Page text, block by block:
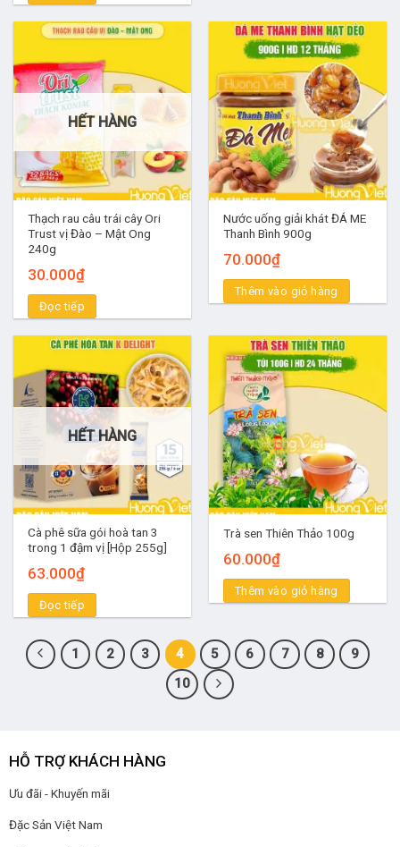
HẾT HÀNG
Thạch rau câu trái cây Ori
Trust vị Đào – Mật Ong
240g
30.000₫
Đọc tiếp
Nước uống giải khát ĐÁ ME
Thanh Bình 900g
70.000₫
Thêm vào giỏ hàng
HẾT HÀNG
Cà phê sữa gói hoà tan 3
trong 1 đậm vị [Hộp 255g]
63.000₫
Đọc tiếp
Trà sen Thiên Thảo 100g
60.000₫
Thêm vào giỏ hàng
1 2 3 4 5 6 7 8
9
10
HỖ TRỢ KHÁCH HÀNG
Ưu đãi - Khuyến mãi
Đặc Sản Việt Nam